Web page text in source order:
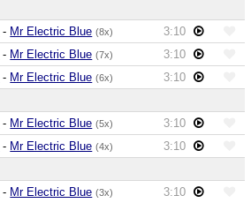
- Mr Electric Blue (8x)
3:10
- Mr Electric Blue (7x)
3:10
- Mr Electric Blue (6x)
3:10
- Mr Electric Blue (5x)
3:10
- Mr Electric Blue (4x)
3:10
- Mr Electric Blue (3x) 3:10